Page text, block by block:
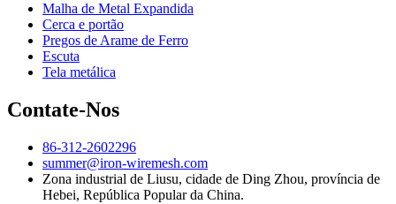
Malha de Metal Expandida
Cerca e portão
Pregos de Arame de Ferro
Escuta
Tela metálica
Contate-Nos
86-312-2602296
summer@iron-wiremesh.com
Zona industrial de Liusu, cidade de Ding Zhou, província de
Hebei, República Popular da China.